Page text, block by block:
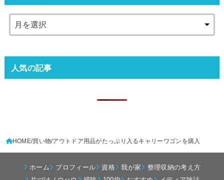
人気の記事
HOME 買い物 アウトドア用品がたっぷり入るキャリーワゴンを購入
ホーム プロフィール 資格 我が家
整理収納の考え方